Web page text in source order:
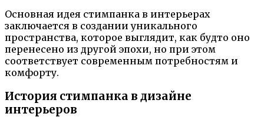
Основная идея стимпанка в интерьерах
заключается в создании уникального
пространства, которое выглядит, как будто оно
перенесено из другой эпохи, но при этом
соответствует современным потребностям и
комфорту.
История стимпанка в дизайне
интерьеров